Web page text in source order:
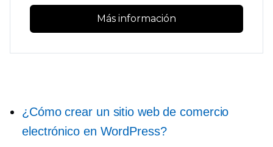
Más información
¿Cómo crear un sitio web de comercio
electrónico en WordPress?